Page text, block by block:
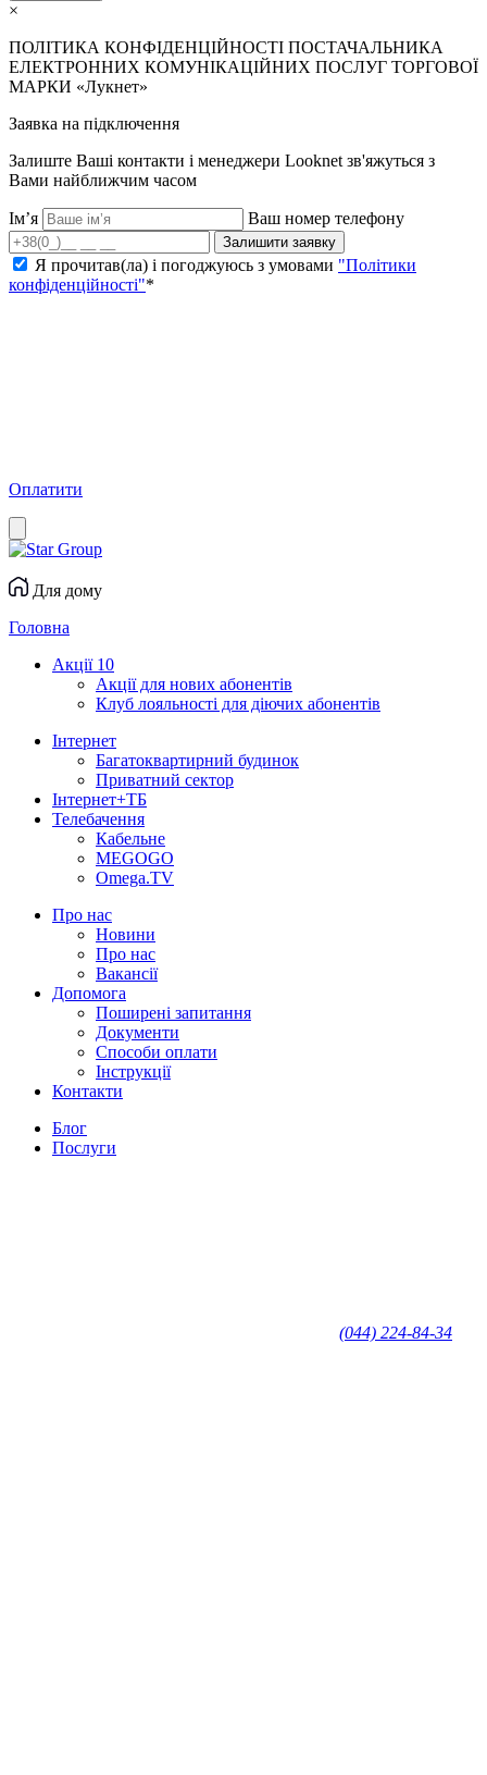
×
ПОЛІТИКА КОНФІДЕНЦІЙНОСТІ ПОСТАЧАЛЬНИКА
ЕЛЕКТРОННИХ КОМУНІКАЦІЙНИХ ПОСЛУГ ТОРГОВОЇ
МАРКИ «Лукнет»
Заявка на підключення
Залиште Ваші контакти і менеджери Looknet зв'яжуться з
Вами найближчим часом
Ім’я Ваш номер телефону
Залишити заявку
Я прочитав(ла) і погоджуюсь з умовами "Політики
конфіденційності"*
Оплатити
Для дому
Головна
Акції 10
Акції для нових абонентів
Клуб лояльності для діючих абонентів
Інтернет
Багатоквартирний будинок
Приватний сектор
Інтернет+ТБ
Телебачення
Кабельне
MEGOGO
Omega.TV
Про нас
Новини
Про нас
Вакансії
Допомога
Поширені запитання
Документи
Способи оплати
Інструкції
Контакти
Блог
Послуги
(044) 224-84-34